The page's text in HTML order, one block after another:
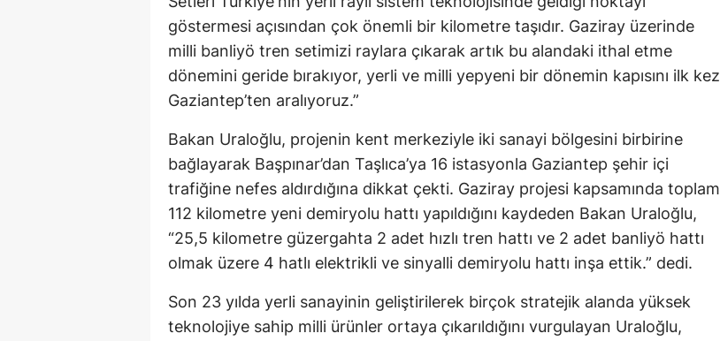
Hakkari
Hatay
Mersin
İstanbul
İzmir
Kars
Kayseri
göstermesi açısından çok önemli bir kilometre taşıdır. Gaziray üzerinde
milli banliyö tren setimizi raylara çıkarak artık bu alandaki ithal etme
dönemini geride bırakıyor, yerli ve milli yepyeni bir dönemin kapısını ilk kez
Gaziantep’ten aralıyoruz.”
Bakan Uraloğlu, projenin kent merkeziyle iki sanayi bölgesini birbirine
bağlayarak Başpınar’dan Taşlıca’ya 16 istasyonla Gaziantep şehir içi
trafiğine nefes aldırdığına dikkat çekti. Gaziray projesi kapsamında toplam
112 kilometre yeni demiryolu hattı yapıldığını kaydeden Bakan Uraloğlu,
“25,5 kilometre güzergahta 2 adet hızlı tren hattı ve 2 adet banliyö hattı
olmak üzere 4 hatlı elektrikli ve sinyalli demiryolu hattı inşa ettik.” dedi.
Son 23 yılda yerli sanayinin geliştirilerek birçok stratejik alanda yüksek
teknolojiye sahip milli ürünler ortaya çıkarıldığını vurgulayan Uraloğlu,